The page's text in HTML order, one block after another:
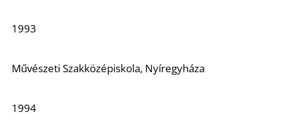
1993
Művészeti Szakközépiskola, Nyíregyháza
1994